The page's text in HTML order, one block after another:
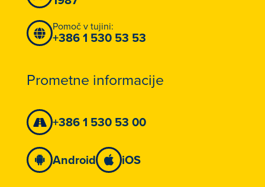
Pomoč v tujini:
+386 1 530 53 53
Prometne informacije
+386 1 530 53 00
Android iOS